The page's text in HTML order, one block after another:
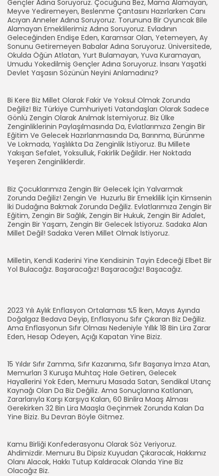
Gençler Adına Soruyoruz. Çocuğuna Bez, Mama Alamayan,
Meyve Yediremeyen, Beslenme Çantasını Hazırlarken Canı
Acıyan Anneler Adına Soruyoruz. Torununa Bir Oyuncak Bile
Alamayan Emeklilerimiz Adına Soruyoruz. Evladının
Geleceğinden Endişe Eden, Karamsar Olan, Yetemeyen, Ay
Sonunu Getiremeyen Babalar Adına Soruyoruz. Üniversitede,
Okulda Öğün Atlatan, Yurt Bulamayan, Yuva Kuramayan,
Umudu Yokedilmiş Gençler Adına Soruyoruz. İnsanı Yaşatki
Devlet Yaşasın Sözünün Neyini Anlamadınız?
Bi Kere Biz Millet Olarak Fakir Ve Yoksul Olmak Zorunda
Değiliz! Biz Türkiye Cumhuriyeti Vatandaşları Olarak Sadece
Gönlü Zengin Olarak Anılmak İstemiyoruz. Biz Ülke
Zenginliklerinin Paylaşılmasında Da, Evlatlarımıza Zengin Bir
Eğitim Ve Gelecek Hazırlanmasında Da, Barınma, Bürünme
Ve Lokmada, Yaşlılıkta Da Zenginlik İstiyoruz. Bu Millete
Yakışan Sefalet, Yoksulluk, Fakirlik Değildir. Her Noktada
Yeşeren Zenginliklerdir.
Biz Çocuklarımıza Zengin Bir Gelecek İçin Yalvarmak
Zorunda Değiliz! Zengin Ve Huzurlu Bir Emeklilik İçin Kimsenin
İki Dudağına Bakmak Zorunda Değiliz. Evlatlarımıza Zengin Bir
Eğitim, Zengin Bir Sağlık, Zengin Bir Hukuk, Zengin Bir Adalet,
Zengin Bir Yaşam, Zengin Bir Gelecek İstiyoruz. Sadaka Alan
Millet Değil! Sadaka Veren Millet Olmak İstiyoruz.
Milletin, Kendi Kaderini Yine Kendisinin Tayin Edeceği Elbet Bir
Yol Bulacağız. Başaracağız! Başaracağız! Başacağız.
2023 Yılı Aylık Enflasyon Ortalaması %5 İken, Mayıs Ayında
Doğalgaz Bedava Deyip, Enflasyonu Sıfır Çıkaran Biz Değiliz.
Ama Enflasyonun Sıfır Olması Nedeniyle Yıllık 18 Bin Lira Zarar
Eden, Hesap Ödeyen, Açığı Kapatan Yine Biziz.
15 Yıldır Sıfır Zamma, Sıfır Kazanıma, Sıfır Başarıya İmza Atan,
Memurları 3 Kuruşa Muhtaç Hale Getiren, Gelecek
Hayallerini Yok Eden, Memuru Masada Satan, Sendikal Utanç
Kaynağı Olan Da Biz Değiliz. Ama Sonuçlarına Katlanan,
Zararlarıyla Karşı Karşıya Kalan, 60 Binlira Maaş Alması
Gerekirken 32 Bin Lira Maaşla Geçinmek Zorunda Kalan Da
Yine Biziz. Bu Devran Böyle Gitmez.
Kamu Birliği Konfederasyonu Olarak Söz Veriyoruz.
Ahdimizdir. Memuru Bu Dipsiz Kuyudan Çıkaracak, Hakkımız
Olanı Alacak, Hakkı Tutup Kaldıracak Olanda Yine Biz
Olacağız Biz.